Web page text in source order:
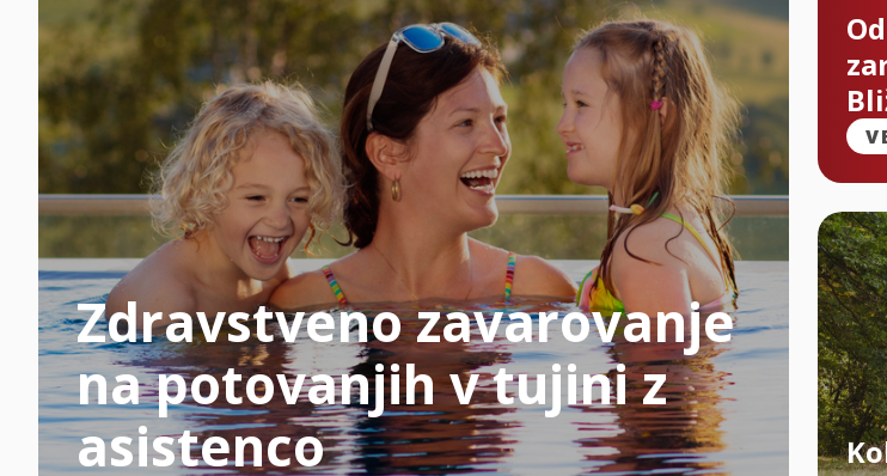
Zdravstveno zavarovanje
na potovanjih v tujini z
asistenco